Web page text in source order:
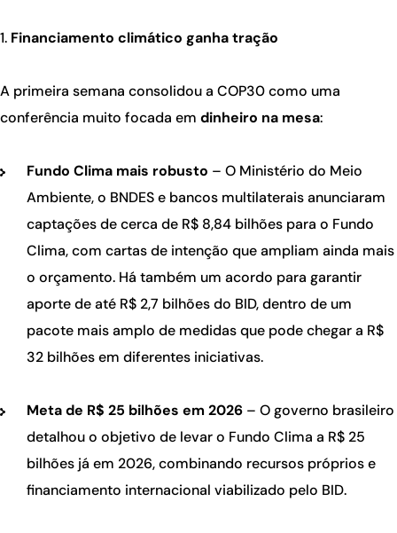
Financiamento climático ganha tração
A primeira semana consolidou a COP30 como uma
conferência muito focada em dinheiro na mesa:
Fundo Clima mais robusto – O Ministério do Meio
Ambiente, o BNDES e bancos multilaterais anunciaram
captações de cerca de R$ 8,84 bilhões para o Fundo
Clima, com cartas de intenção que ampliam ainda mais
o orçamento. Há também um acordo para garantir
aporte de até R$ 2,7 bilhões do BID, dentro de um
pacote mais amplo de medidas que pode chegar a R$
32 bilhões em diferentes iniciativas.
Meta de R$ 25 bilhões em 2026 – O governo brasileiro
detalhou o objetivo de levar o Fundo Clima a R$ 25
bilhões já em 2026, combinando recursos próprios e
financiamento internacional viabilizado pelo BID.